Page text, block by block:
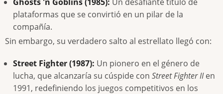
plataformas que se convirtió en un pilar de la
compañía.
Sin embargo, su verdadero salto al estrellato llegó con:
Street Fighter (1987): Un pionero en el género de
lucha, que alcanzaría su cúspide con Street Fighter IIen
1991, redefiniendo los juegos competitivos en los